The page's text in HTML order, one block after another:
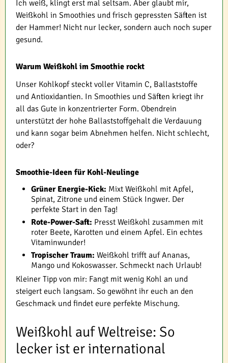
Ich weiß, klingt erst mal seltsam. Aber glaubt mir,
Weißkohl in Smoothies und frisch gepressten Säften ist
der Hammer! Nicht nur lecker, sondern auch noch super
gesund.
Warum Weißkohl im Smoothie rockt
Unser Kohlkopf steckt voller Vitamin C, Ballaststoffe
und Antioxidantien. In Smoothies und Säften kriegt ihr
all das Gute in konzentrierter Form. Obendrein
unterstützt der hohe Ballaststoffgehalt die Verdauung
und kann sogar beim Abnehmen helfen. Nicht schlecht,
oder?
Smoothie-Ideen für Kohl-Neulinge
Grüner Energie-Kick: Mixt Weißkohl mit Apfel,
Spinat, Zitrone und einem Stück Ingwer. Der
perfekte Start in den Tag!
Rote-Power-Saft: Presst Weißkohl zusammen mit
roter Beete, Karotten und einem Apfel. Ein echtes
Vitaminwunder!
Tropischer Traum: Weißkohl trifft auf Ananas,
Mango und Kokoswasser. Schmeckt nach Urlaub!
Kleiner Tipp von mir: Fangt mit wenig Kohl an und
steigert euch langsam. So gewöhnt ihr euch an den
Geschmack und findet eure perfekte Mischung.
Weißkohl auf Weltreise: So
lecker ist er international